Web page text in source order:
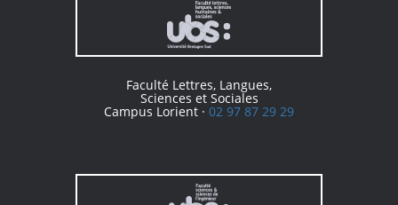
Faculté Lettres, Langues,
Sciences et Sociales
Campus Lorient · 02 97 87 29 29